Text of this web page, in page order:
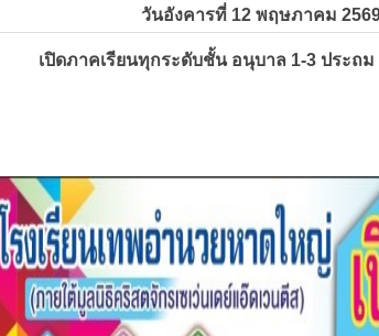
วันอังคารที่ 12 พฤษภาคม
เปิดภาคเรียนทุกระดับชั้น อนุบาล 1-3 ประถม